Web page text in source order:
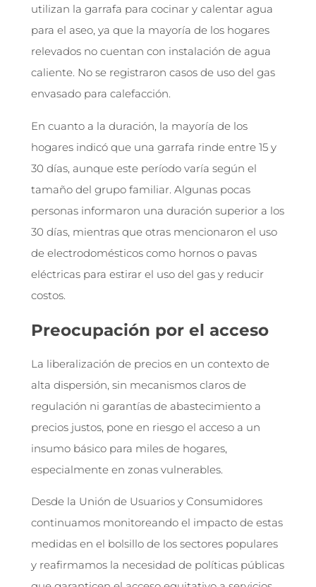
utilizan la garrafa para cocinar y calentar agua
para el aseo, ya que la mayoría de los hogares
relevados no cuentan con instalación de agua
caliente. No se registraron casos de uso del gas
envasado para calefacción.
En cuanto a la duración, la mayoría de los
hogares indicó que una garrafa rinde entre 15 y
30 días, aunque este período varía según el
tamaño del grupo familiar. Algunas pocas
personas informaron una duración superior a los
30 días, mientras que otras mencionaron el uso
de electrodomésticos como hornos o pavas
eléctricas para estirar el uso del gas y reducir
costos.
Preocupación por el acceso
La liberalización de precios en un contexto de
alta dispersión, sin mecanismos claros de
regulación ni garantías de abastecimiento a
precios justos, pone en riesgo el acceso a un
insumo básico para miles de hogares,
especialmente en zonas vulnerables.
Desde la Unión de Usuarios y Consumidores
continuamos monitoreando el impacto de estas
medidas en el bolsillo de los sectores populares
y reafirmamos la necesidad de políticas públicas